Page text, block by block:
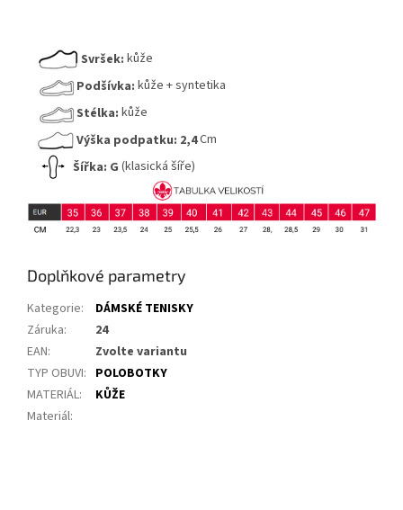
Svršek: kůže
Podšívka: kůže + syntetika
Stélka: kůže
Výška podpatku: 2,4Cm
Šířka: G (klasická šíře)
Doplňkové parametry
Kategorie:
DÁMSKÉ TENISKY
Záruka:
24
EAN:
Zvolte variantu
TYP OBUVI: POLOBOTKY
MATERIÁL:
KŮŽE
Materiál: